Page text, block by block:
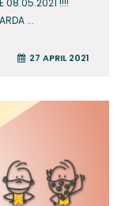
08.05.2021 !!!!
...
27 APRIL 2021